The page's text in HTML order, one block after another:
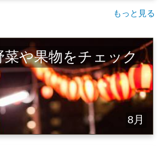
もっと見る
菜や果物をチェック
8月